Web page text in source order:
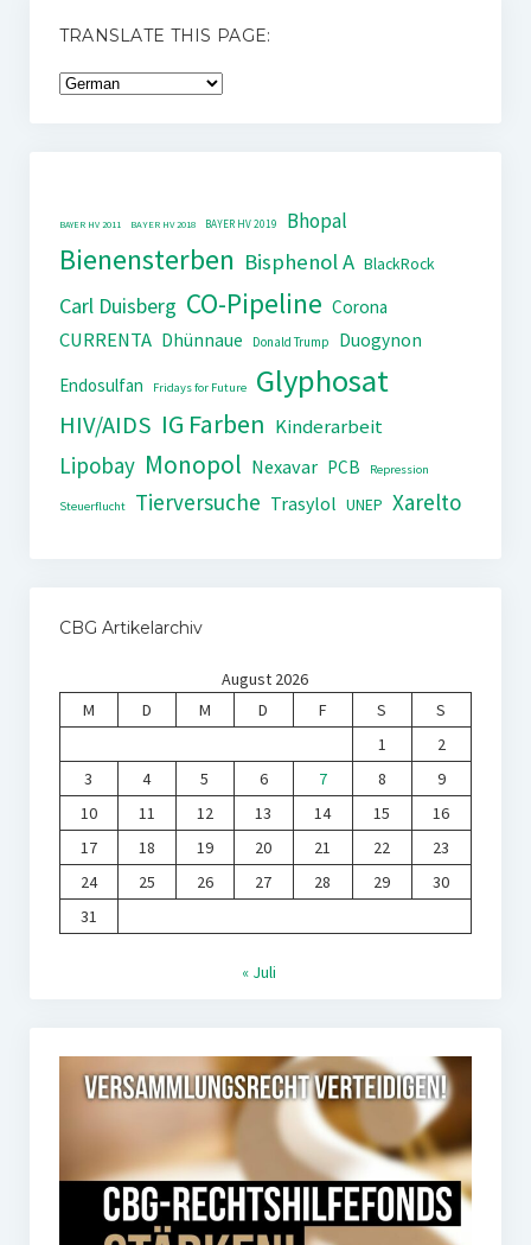
TRANSLATE THIS PAGE:
BAYER HV 2011 BAYER HV 2018 BAYER HV 2019 Bhopal
Bienensterben Bisphenol A BlackRock
Carl Duisberg CO-Pipeline Corona
CURRENTA Dhünnaue Donald Trump
Duogynon
Endosulfan
Fridays for Future Glyphosat
HIV/AIDS IG Farben Kinderarbeit
Lipobay Monopol Nexavar PCB Repression
Steuerflucht Tierversuche Trasylol UNEP Xarelto
CBG Artikelarchiv
August 2026
M
D M D F S
S
1
2
3
4 5 6 7 8
9
10
11 12 13 14 15
16
17
18 19 20 21 22
23
24
25 26 27 28 29
30
31
« Juli